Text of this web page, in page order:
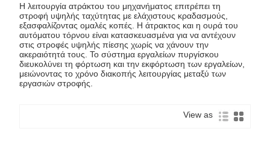
Η λειτουργία ατράκτου του μηχανήματος επιτρέπει τη
στροφή υψηλής ταχύτητας με ελάχιστους κραδασμούς,
εξασφαλίζοντας ομαλές κοπές. Η άτρακτος και η ουρά του
αυτόματου τόρνου είναι κατασκευασμένα για να αντέχουν
στις στροφές υψηλής πίεσης χωρίς να χάνουν την
ακεραιότητά τους. Το σύστημα εργαλείων πυργίσκου
διευκολύνει τη φόρτωση και την εκφόρτωση των εργαλείων,
μειώνοντας το χρόνο διακοπής λειτουργίας μεταξύ των
εργασιών στροφής.
View as